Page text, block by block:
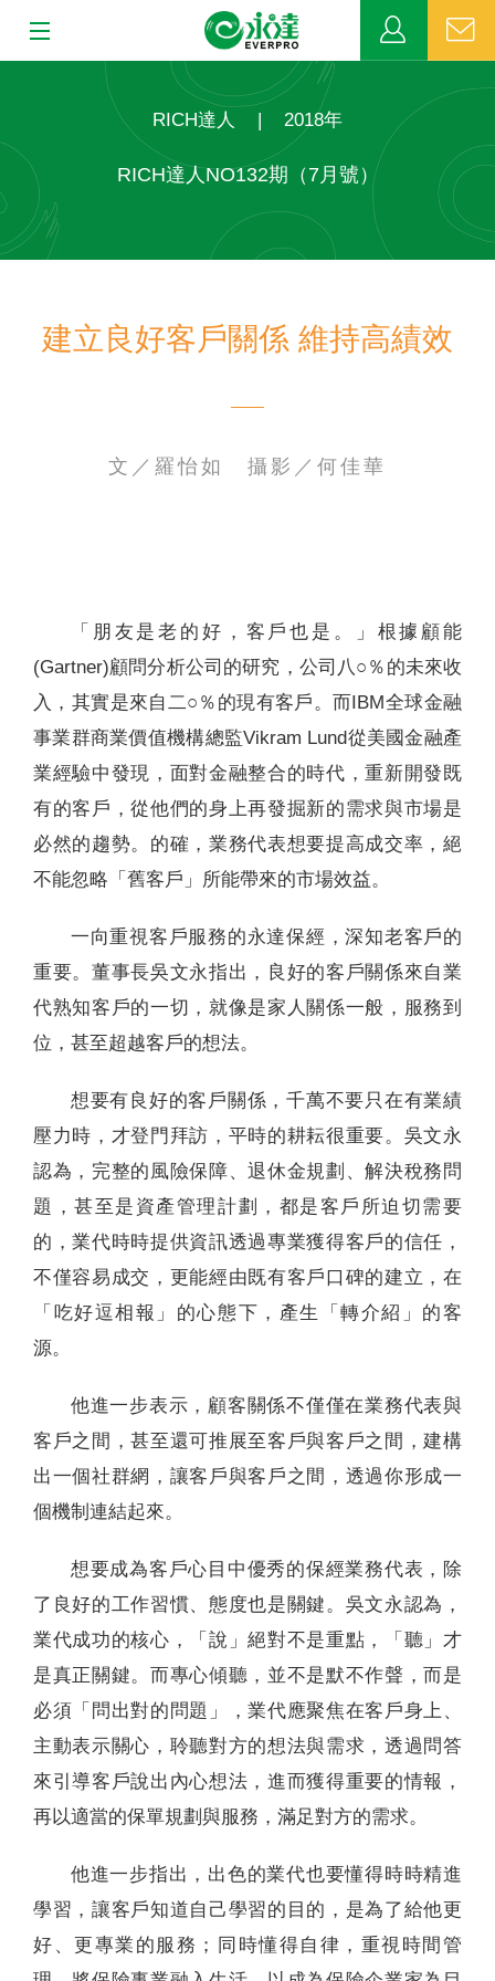
MDRT
公益活動
RICH達人 | 2018年
RICH達人NO132期（7月號）
建立良好客戶關係 維持高績效
文／羅怡如 攝影／何佳華
「朋友是老的好，客戶也是。」根據顧能
(Gartner)顧問分析公司的研究，公司八○％的未來收
入，其實是來自二○％的現有客戶。而IBM全球金融
事業群商業價值機構總監Vikram Lund從美國金融產
業經驗中發現，面對金融整合的時代，重新開發既
有的客戶，從他們的身上再發掘新的需求與市場是
必然的趨勢。的確，業務代表想要提高成交率，絕
不能忽略「舊客戶」所能帶來的市場效益。
一向重視客戶服務的永達保經，深知老客戶的
重要。董事長吳文永指出，良好的客戶關係來自業
代熟知客戶的一切，就像是家人關係一般，服務到
位，甚至超越客戶的想法。
想要有良好的客戶關係，千萬不要只在有業績
壓力時，才登門拜訪，平時的耕耘很重要。吳文永
認為，完整的風險保障、退休金規劃、解決稅務問
題，甚至是資產管理計劃，都是客戶所迫切需要
的，業代時時提供資訊透過專業獲得客戶的信任，
不僅容易成交，更能經由既有客戶口碑的建立，在
「吃好逗相報」的心態下，產生「轉介紹」的客
源。
他進一步表示，顧客關係不僅僅在業務代表與
客戶之間，甚至還可推展至客戶與客戶之間，建構
出一個社群網，讓客戶與客戶之間，透過你形成一
個機制連結起來。
想要成為客戶心目中優秀的保經業務代表，除
了良好的工作習慣、態度也是關鍵。吳文永認為，
業代成功的核心，「說」絕對不是重點，「聽」才
是真正關鍵。而專心傾聽，並不是默不作聲，而是
必須「問出對的問題」，業代應聚焦在客戶身上、
主動表示關心，聆聽對方的想法與需求，透過問答
來引導客戶說出內心想法，進而獲得重要的情報，
再以適當的保單規劃與服務，滿足對方的需求。
他進一步指出，出色的業代也要懂得時時精進
學習，讓客戶知道自己學習的目的，是為了給他更
好、更專業的服務；同時懂得自律，重視時間管